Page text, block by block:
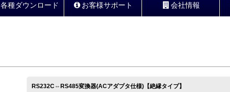
各種ダウンロード お客様サポート 会社情報
RS232C⇔RS485変換器(ACアダプタ仕様)【絶縁タイプ】